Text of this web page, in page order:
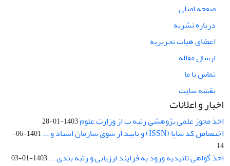
صفحه اصلی
درباره نشریه
اعضای هیات تحریریه
ارسال مقاله
تماس با ما
نقشه سایت
اخبار و اعلانات
اخذ مجوز علمی پژوهشی رتبه ب از وزارت علوم1403-01-28
اختصاص کد شاپا (ISSN) و تایید از سوی سازمان اسناد و ...
1401-06-
14
اخذ گواهی تائیدیه ورود به فرایند ارزیابی و رتبه بندی ...1403-01-03